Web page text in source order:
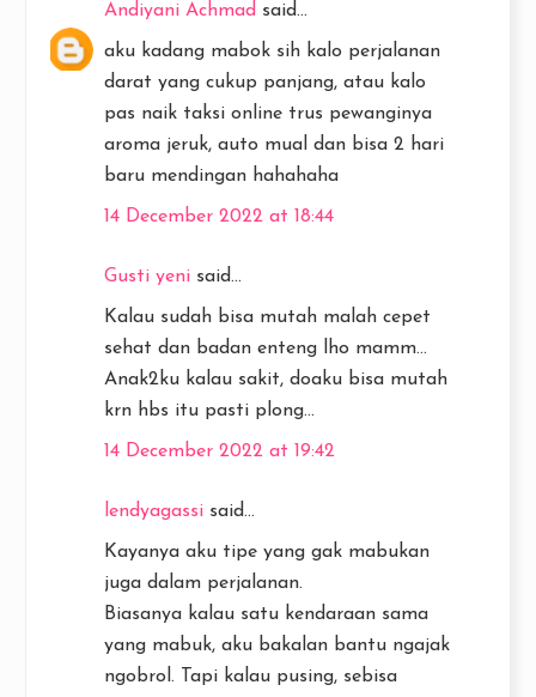
Andiyani Achmad said...
aku kadang mabok sih kalo perjalanan
darat yang cukup panjang, atau kalo
pas naik taksi online trus pewanginya
aroma jeruk, auto mual dan bisa 2 hari
baru mendingan hahahaha
14 December 2022 at 18:44
Gusti yeni said...
Kalau sudah bisa mutah malah cepet
sehat dan badan enteng lho mamm...
Anak2ku kalau sakit, doaku bisa mutah
krn hbs itu pasti plong...
14 December 2022 at 19:42
lendyagassi said...
Kayanya aku tipe yang gak mabukan
juga dalam perjalanan.
Biasanya kalau satu kendaraan sama
yang mabuk, aku bakalan bantu ngajak
ngobrol. Tapi kalau pusing, sebisa